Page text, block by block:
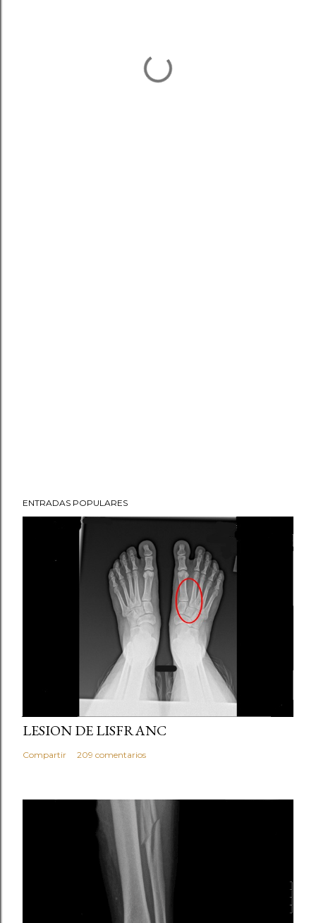
ENTRADAS POPULARES
LESION DE LISFRANC
Compartir 209 comentarios